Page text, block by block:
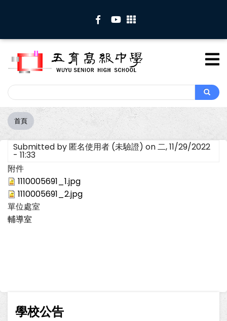
內
Search
Search
導
航
連
首頁
Submitted by 匿名使用者 (未驗證) on二, 11/29/2022
- 11:33
附件
1110005691_1.jpg
1110005691_2.jpg
單位處室
輔導室
學校公告